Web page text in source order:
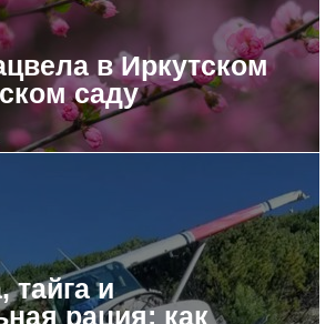
в Иркутском
саду
тайга и
рация: как